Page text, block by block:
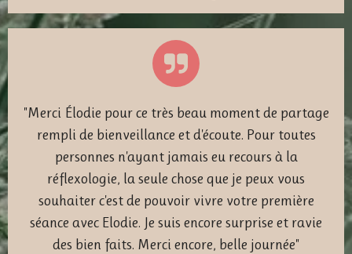
"Merci Élodie pour ce très beau moment de partage
rempli de bienveillance et d'écoute. Pour toutes
personnes n'ayant jamais eu recours à la
réflexologie, la seule chose que je peux vous
souhaiter c'est de pouvoir vivre votre première
séance avec Elodie. Je suis encore surprise et ravie
des bien faits. Merci encore, belle journée"